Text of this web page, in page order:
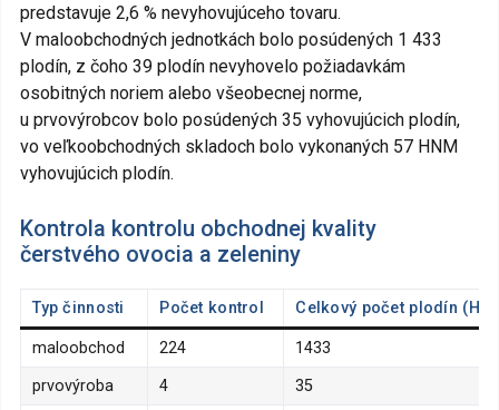
predstavuje 2,6 % nevyhovujúceho tovaru.
V maloobchodných jednotkách bolo posúdených 1 433
plodín, z čoho 39 plodín nevyhovelo požiadavkám
osobitných noriem alebo všeobecnej norme,
u prvovýrobcov bolo posúdených 35 vyhovujúcich plodín,
vo veľkoobchodných skladoch bolo vykonaných 57 HNM
vyhovujúcich plodín.
Kontrola kontrolu obchodnej kvality
čerstvého ovocia a zeleniny
Typ činnosti Počet kontrol Celkový počet plodín
maloobchod 224
1433
prvovýroba
4
35